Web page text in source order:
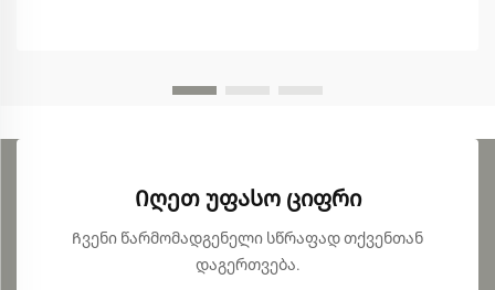
Იღეთ უფასო ციფრი
Ჩვენი წარმომადგენელი სწრაფად თქვენთან
დაგერთვება.